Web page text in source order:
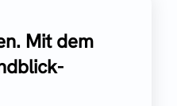
Mit dem